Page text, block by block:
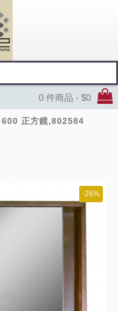
0 件商品 - $0
正方鏡,802584
-26%